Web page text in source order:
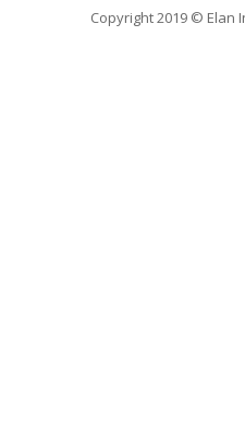
Copyright 2019 © Elan